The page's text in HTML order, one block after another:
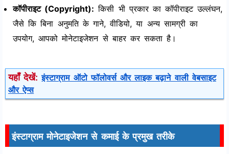
कॉपीराइट (Copyright): किसी भी प्रकार का कॉपीराइट उल्लंघन,
जैसे कि बिना अनुमति के गाने, वीडियो, या अन्य सामग्री का
उपयोग, आपको मोनेटाइजेशन से बाहर कर सकता है।
यहाँ देखें: इंस्टाग्राम ऑटो फॉलोवर्स और लाइक बढ़ाने वाली वेबसाइट
और ऐप्स
इंस्टाग्राम मोनेटाइजेशन से कमाई के प्रमुख तरीके